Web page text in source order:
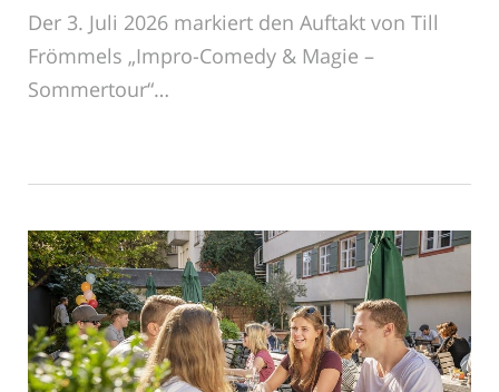
Der 3. Juli 2026 markiert den Auftakt von Till
Frömmels „Impro-Comedy & Magie –
Sommertour“…